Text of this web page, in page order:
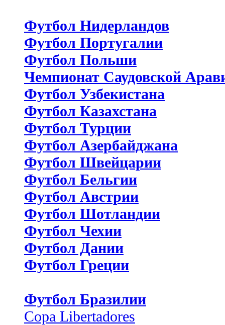
Футбол Нидерландов
Футбол Португалии
Футбол Польши
Чемпионат Саудовской
Футбол Узбекистана
Футбол Казахстана
Футбол Турции
Футбол Азербайджана
Футбол Швейцарии
Футбол Бельгии
Футбол Австрии
Футбол Шотландии
Футбол Чехии
Футбол Дании
Футбол Греции
Футбол Бразилии
Copa Libertadores